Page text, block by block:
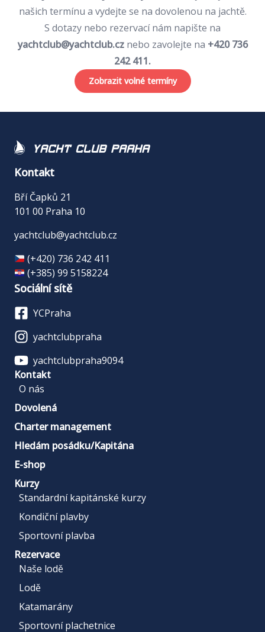
našich termínu a vydejte se na dovolenou na jachtě.
S dotazy nebo rezervací nám napište na
yachtclub@yachtclub.cznebo zavolejte na +420 736
242 411.
Zobrazit volné termíny
Yacht Club Praha
Kontakt
Bří Čapků 21
101 00 Praha 10
yachtclub@yachtclub.cz
(+420) 736 242 411
(+385) 99 5158224
Sociální sítě
YCPraha
yachtclubpraha
yachtclubpraha9094
Kontakt
O nás
Dovolená
Charter management
Hledám posádku/Kapitána
E-shop
Kurzy
Standardní kapitánské kurzy
Kondiční plavby
Sportovní plavba
Rezervace
Naše lodě
Lodě
Katamarány
Sportovní plachetnice